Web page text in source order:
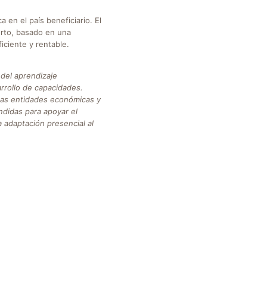
en el país beneficiario. El
basado en una
y rentable.
aprendizaje
de capacidades.
entidades económicas y
para apoyar el
presencial al